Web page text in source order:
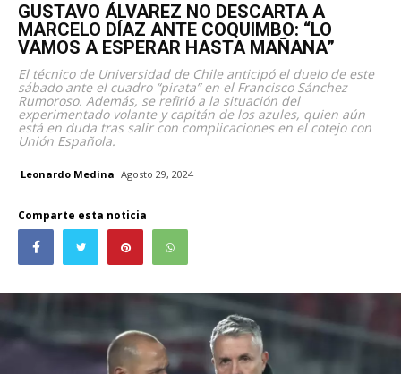
GUSTAVO ÁLVAREZ NO DESCARTA A
MARCELO DÍAZ ANTE COQUIMBO: “LO
VAMOS A ESPERAR HASTA MAÑANA”
El técnico de Universidad de Chile anticipó el duelo de este
sábado ante el cuadro “pirata” en el Francisco Sánchez
Rumoroso. Además, se refirió a la situación del
experimentado volante y capitán de los azules, quien aún
está en duda tras salir con complicaciones en el cotejo con
Unión Española.
Leonardo Medina Agosto 29, 2024
Comparte esta noticia